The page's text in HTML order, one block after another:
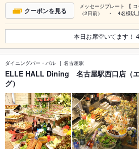
クーポンを見る
メッセージプレート 【
（2日前） ・ 4名様以
本日お席空いてます！ 4
ダイニングバー・バル 名古屋駅
ELLE HALL Dining 名古屋駅西口店（
グ）